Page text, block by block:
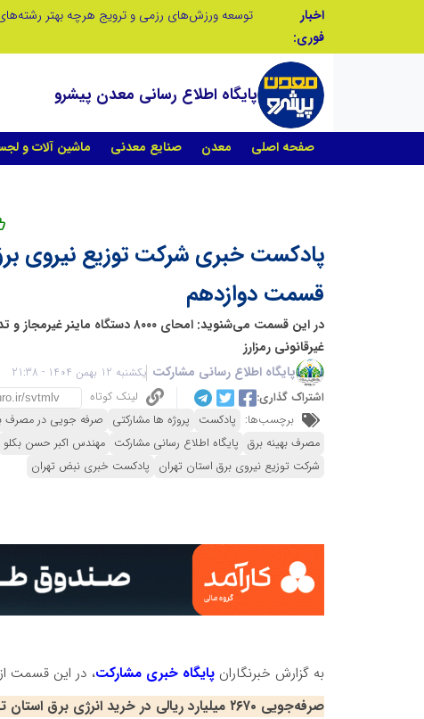
اخبار
فوری:
پایگاه اطلاع رسانی معدن پیشرو
صفحه اصلی معدن صنایع معدنی ماشین آلات و
پادکست خبری شرکت توزیع نیروی
قسمت دوازدهم
در این قسمت می‌شنوید: امحای ۸۰۰۰ دستگاه
غیرقانونی رمزارز
پایگاه اطلاع رسانی مشارکت یکشنبه 12 بهمن 1404 - 21:38
اشتراک گذاری:
لینک کوتاه
برچسب‌ها: پادکست پروژه ها مشارکتی صرفه جویی در مصرف
مصرف بهینه برق پایگاه اطلاع رسانی مشارکت مهندس اکبر حسن بکلو
شرکت توزیع نیروی برق استان تهران پادکست خبری نبض تهران
به گزارش خبرنگارانپایگاه خبری مشارکت، در این قسمت
صرفه‌جویی ۲۶۷۰ میلیارد ریالی در خرید انرژی برق استان تهران با تأمین برق از بورس انرژی